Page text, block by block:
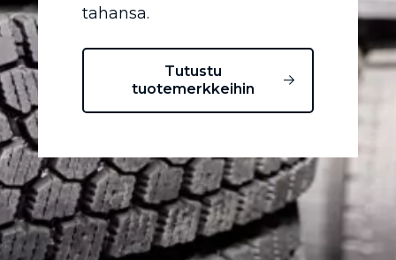
tahansa.
Tutustu
tuotemerkkeihin